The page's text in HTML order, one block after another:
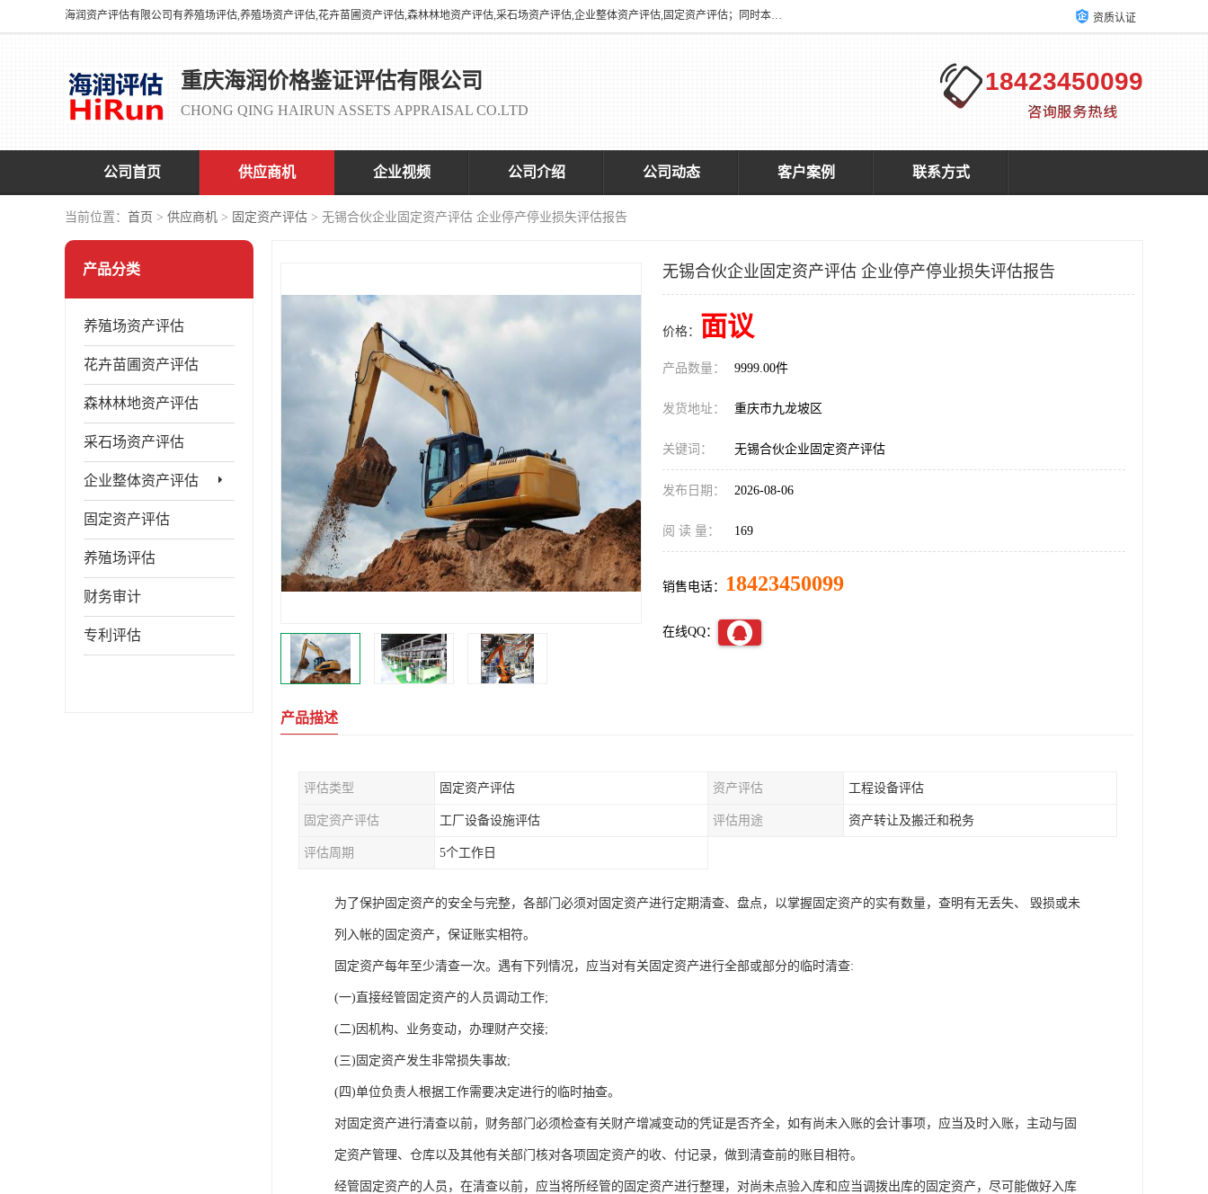
海润资产评估有限公司有养殖场评估,养殖场资产评估,花卉苗圃资产评估,森林林地资产评估,采石场资产评估,企业整体资产评估,固定资产评估；同时本司与全国多家着名评估机构、拆迁法律咨询律师、征收拆迁办、以及评估院校合作，以便为顾客提供有价值的服务。 资质认证
重庆海润价格鉴证评估有限公司
CHONG QING HAIRUN ASSETS APPRAISAL CO.LTD
18423450099
公司首页 供应商机 企业视频 公司介绍 公司动态 客户案例 联系方式
当前位置： 首页 > 供应商机 > 固定资产评估 > 无锡合伙企业固定资产评估 企业停产停业损失评估报告
产品分类
养殖场资产评估
花卉苗圃资产评估
森林林地资产评估
采石场资产评估
企业整体资产评估
固定资产评估
养殖场评估
财务审计
专利评估
无锡合伙企业固定资产评估 企业停产停业损失评估报告
价格： 面议
产品数量： 9999.00件
发货地址： 重庆市九龙坡区
关键词： 无锡合伙企业固定资产评估
发布日期： 2026-08-06
阅 读 量： 169
销售电话： 18423450099
在线QQ：
产品描述
评估类型 固定资产评估 资产评估 工程设备评估
固定资产评估 工厂设备设施评估 评估用途 资产转让及搬迁和税务
评估周期 5个工作日
为了保护固定资产的安全与完整，各部门必须对固定资产进行定期清查、盘点，以掌握固定资产的实有数量，查明有无丢失、 毁损或未
列入帐的固定资产，保证账实相符。
固定资产每年至少清查一次。遇有下列情况，应当对有关固定资产进行全部或部分的临时清查:
(一)直接经管固定资产的人员调动工作;
(二)因机构、业务变动，办理财产交接;
(三)固定资产发生非常损失事故;
(四)单位负责人根据工作需要决定进行的临时抽查。
对固定资产进行清查以前，财务部门必须检查有关财产增减变动的凭证是否齐全，如有尚未入账的会计事项，应当及时入账，主动与固
定资产管理、仓库以及其他有关部门核对各项固定资产的收、付记录，做到清查前的账目相符。
经管固定资产的人员，在清查以前，应当将所经管的固定资产进行整理，对尚未点验入库和应当调拨出库的固定资产，尽可能做好入库